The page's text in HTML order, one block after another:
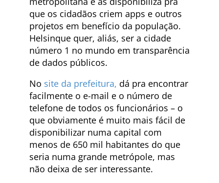
que os cidadãos criem apps e outros
projetos em benefício da população.
Helsinque quer, aliás, ser a cidade
número 1 no mundo em transparência
de dados públicos.
No site da prefeitura, dá pra encontrar
facilmente o e-mail e o número de
telefone de todos os funcionários – o
que obviamente é muito mais fácil de
disponibilizar numa capital com
menos de 650 mil habitantes do que
seria numa grande metrópole, mas
não deixa de ser interessante.